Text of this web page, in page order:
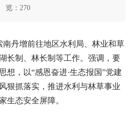
览： 270
南丹增前往地区水利局、林业和草
长制、林长制等工作。强调，要
想，以“感恩奋进·生态报国”党建
狠抓落实，推进水利与林草事业
生态安全屏障。